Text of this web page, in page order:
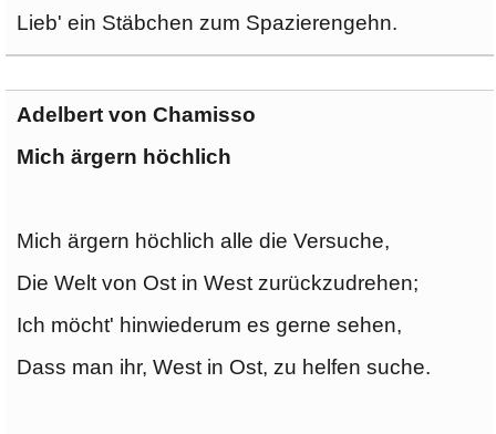
Lieb' ein Stäbchen zum Spazierengehn.
Adelbert von Chamisso
Mich ärgern höchlich
Mich ärgern höchlich alle die Versuche,
Die Welt von Ost in West zurückzudrehen;
Ich möcht' hinwiederum es gerne sehen,
Dass man ihr, West in Ost, zu helfen suche.